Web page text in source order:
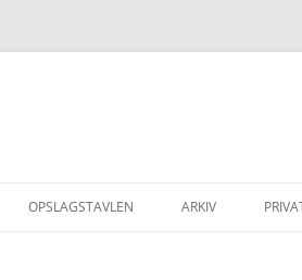
OPSLAGSTAVLEN ARKIV